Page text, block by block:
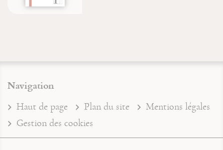
Navigation
Haut de page Plan du site
Mentions légales
Gestion des cookies